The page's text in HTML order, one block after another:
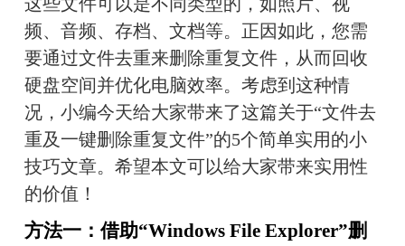
这些文件可以是不同类型的，如照片、视
频、音频、存档、文档等。正因如此，您需
要通过文件去重来删除重复文件，从而回收
硬盘空间并优化电脑效率。考虑到这种情
况，小编今天给大家带来了这篇关于“文件去
重及一键删除重复文件”的5个简单实用的小
技巧文章。希望本文可以给大家带来实用性
的价值！
方法一：借助“Windows File Explorer”删